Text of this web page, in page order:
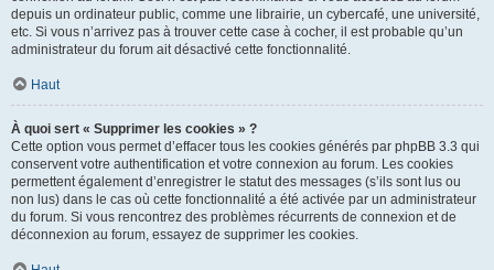
depuis un ordinateur public, comme une librairie, un cybercafé, une université,
etc. Si vous n’arrivez pas à trouver cette case à cocher, il est probable qu’un
administrateur du forum ait désactivé cette fonctionnalité.
Haut
À quoi sert « Supprimer les cookies » ?
Cette option vous permet d’effacer tous les cookies générés par phpBB 3.3 qui
conservent votre authentification et votre connexion au forum. Les cookies
permettent également d’enregistrer le statut des messages (s’ils sont lus ou
non lus) dans le cas où cette fonctionnalité a été activée par un administrateur
du forum. Si vous rencontrez des problèmes récurrents de connexion et de
déconnexion au forum, essayez de supprimer les cookies.